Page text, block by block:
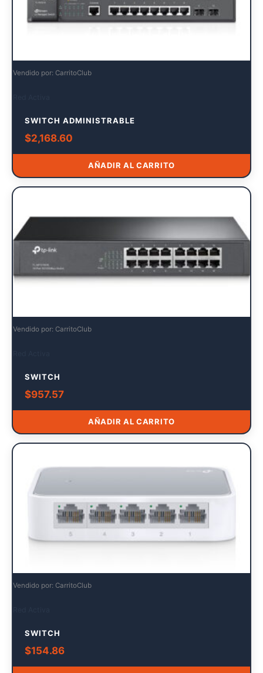
Vendido por: CarritoClub
SWITCH ADMINISTRABLE
$2,168.60
AÑADIR AL CARRITO
Vendido por: CarritoClub
SWITCH
$957.57
AÑADIR AL CARRITO
Vendido por: CarritoClub
SWITCH
$154.86